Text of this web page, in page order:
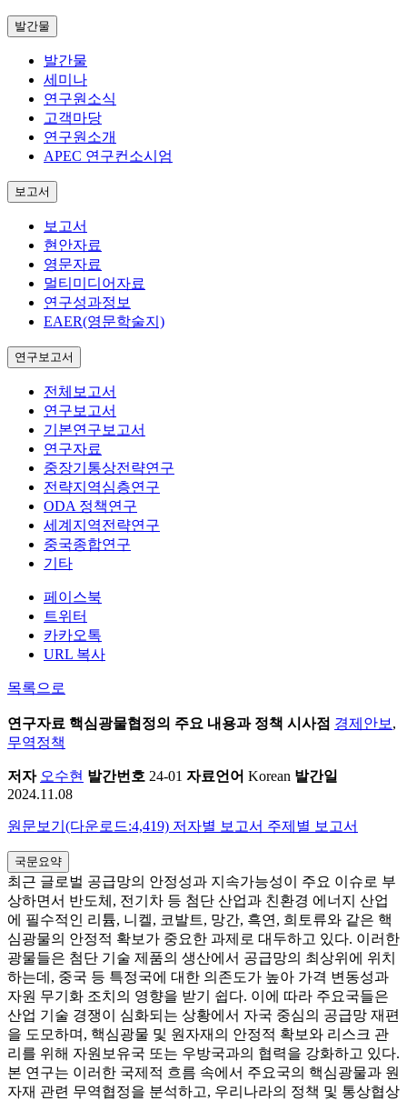
발간물
발간물
세미나
연구원소식
고객마당
연구원소개
APEC 연구컨소시엄
보고서
보고서
현안자료
영문자료
멀티미디어자료
연구성과정보
EAER(영문학술지)
연구보고서
전체보고서
연구보고서
기본연구보고서
연구자료
중장기통상전략연구
전략지역심층연구
ODA 정책연구
세계지역전략연구
중국종합연구
기타
페이스북
트위터
카카오톡
URL 복사
목록으로
연구자료 핵심광물협정의 주요 내용과 정책 시사점 경제안보 ,
무역정책
저자 오수현 발간번호 24-01 자료언어 Korean 발간일
2024.11.08
원문보기(다운로드:4,419) 저자별 보고서 주제별 보고서
국문요약
최근 글로벌 공급망의 안정성과 지속가능성이 주요 이슈로 부
상하면서 반도체, 전기차 등 첨단 산업과 친환경 에너지 산업
에 필수적인 리튬, 니켈, 코발트, 망간, 흑연, 희토류와 같은 핵
심광물의 안정적 확보가 중요한 과제로 대두하고 있다. 이러한
광물들은 첨단 기술 제품의 생산에서 공급망의 최상위에 위치
하는데, 중국 등 특정국에 대한 의존도가 높아 가격 변동성과
자원 무기화 조치의 영향을 받기 쉽다. 이에 따라 주요국들은
산업 기술 경쟁이 심화되는 상황에서 자국 중심의 공급망 재편
을 도모하며, 핵심광물 및 원자재의 안정적 확보와 리스크 관
리를 위해 자원보유국 또는 우방국과의 협력을 강화하고 있다.
본 연구는 이러한 국제적 흐름 속에서 주요국의 핵심광물과 원
자재 관련 무역협정을 분석하고, 우리나라의 정책 및 통상협상